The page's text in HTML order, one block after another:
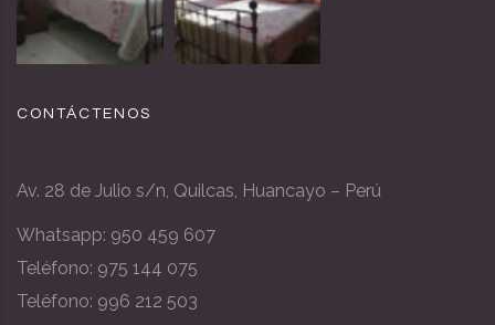
CONTÁCTENOS
Av. 28 de Julio s/n, Quilcas, Huancayo – Perú
Whatsapp: 950 459 607
Teléfono: 975 144 075
Teléfono: 996 212 503